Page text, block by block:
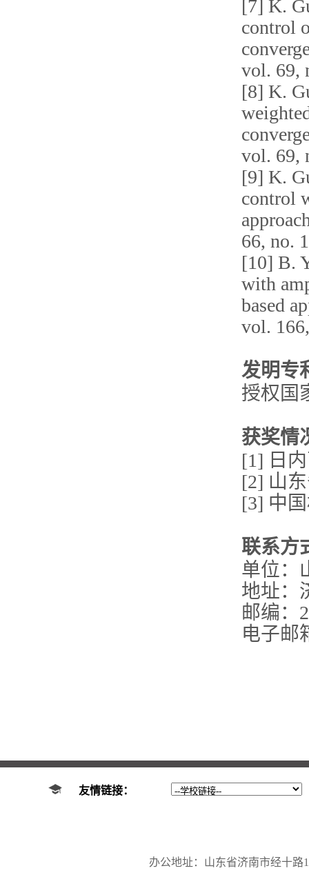
[7] K.
control
vol. 69,
[8] K.
vol. 69,
[9] K.
control
66, no.
[10] B.
with
based
vol.
发明专
授权国
获奖情
[1] 日
[2] 山
[3] 中
联系方
单位：
地址：
邮编：
电子邮
友情链接：
办公地址：山东省济南市经十路